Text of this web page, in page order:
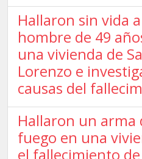
Hallaron sin vida
hombre de 49
una vivienda de
Lorenzo e
causas del
Hallaron un arma
fuego en una
el fallecimiento